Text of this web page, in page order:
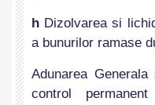
h Dizolvarea si
a bunurilor ramase
Adunarea
control